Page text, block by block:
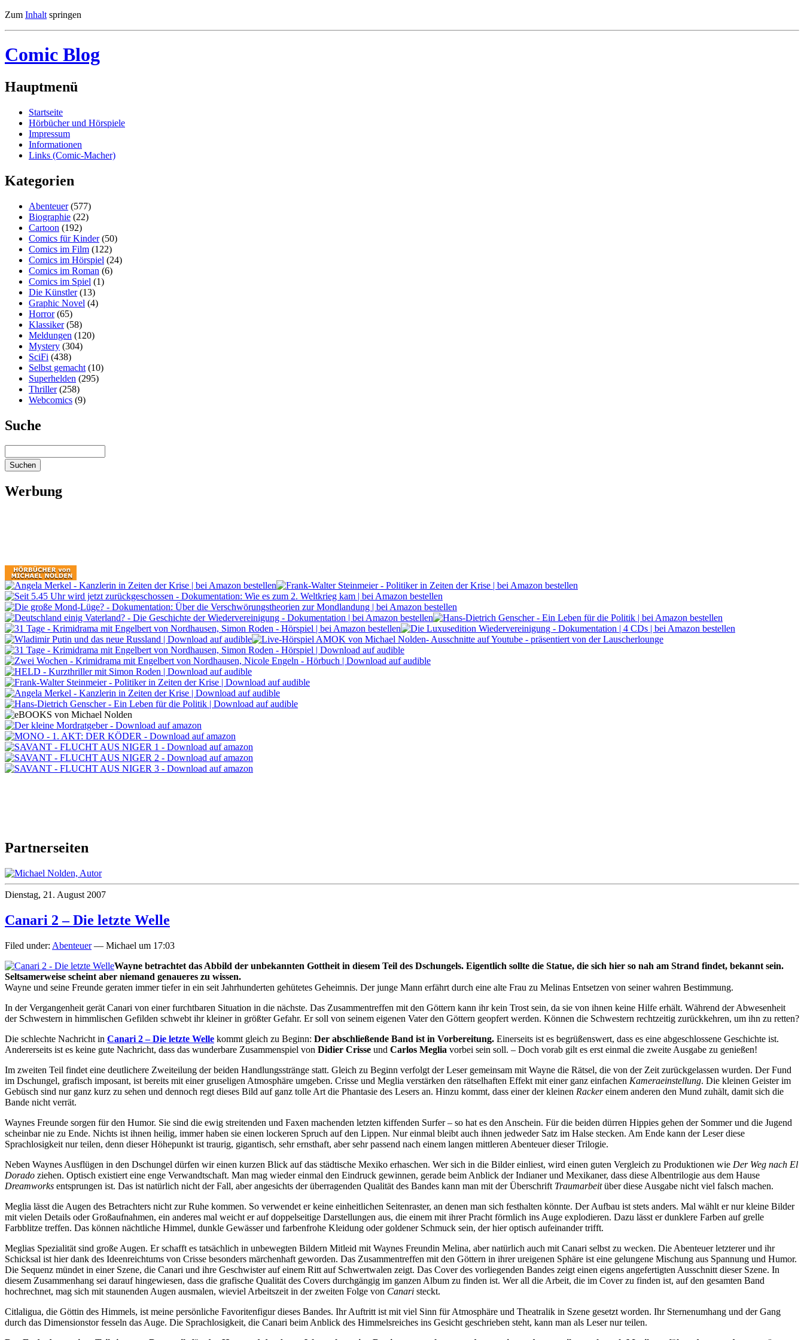
Zum Inhalt springen
Comic Blog
Hauptmenü
Startseite
Hörbücher und Hörspiele
Impressum
Informationen
Links (Comic-Macher)
Kategorien
Abenteuer(577)
Biographie (22)
Cartoon (192)
Comics für Kinder(50)
Comics im Film (122)
Comics im Hörspiel (24)
Comics im Roman (6)
Comics im Spiel (1)
Die Künstler(13)
Graphic Novel (4)
Horror(65)
Klassiker(58)
Meldungen (120)
Mystery (304)
SciFi (438)
Selbst gemacht (10)
Superhelden (295)
Thriller(258)
Webcomics (9)
Suche
Werbung
Partnerseiten
Dienstag, 21. August 2007
Canari 2 – Die letzte Welle
Filed under: Abenteuer— Michael um 17:03
Wayne betrachtet das Abbild der unbekannten Gottheit in diesem Teil des Dschungels. Eigentlich sollte die Statue, die sich hier so nah am Strand findet, bekannt sein.
Seltsamerweise scheint aber niemand genaueres zu wissen.
Wayne und seine Freunde geraten immer tiefer in ein seit Jahrhunderten gehütetes Geheimnis. Der junge Mann erfährt durch eine alte Frau zu Melinas Entsetzen von seiner wahren Bestimmung.
In der Vergangenheit gerät Canari von einer furchtbaren Situation in die nächste. Das Zusammentreffen mit den Göttern kann ihr kein Trost sein, da sie von ihnen keine Hilfe erhält. Während der Abwesenheit
der Schwestern in himmlischen Gefilden schwebt ihr kleiner in größter Gefahr. Er soll von seinem eigenen Vater den Göttern geopfert werden. Können die Schwestern rechtzeitig zurückkehren, um ihn zu retten?
Die schlechte Nachricht in Canari 2 – Die letzte Welle kommt gleich zu Beginn: Der abschließende Band ist in Vorbereitung. Einerseits ist es begrüßenswert, dass es eine abgeschlossene Geschichte ist.
Andererseits ist es keine gute Nachricht, dass das wunderbare Zusammenspiel von Didier Crisse und Carlos Meglia vorbei sein soll. – Doch vorab gilt es erst einmal die zweite Ausgabe zu genießen!
Im zweiten Teil findet eine deutlichere Zweiteilung der beiden Handlungsstränge statt. Gleich zu Beginn verfolgt der Leser gemeinsam mit Wayne die Rätsel, die von der Zeit zurückgelassen wurden. Der Fund
im Dschungel, grafisch imposant, ist bereits mit einer gruseligen Atmosphäre umgeben. Crisse und Meglia verstärken den rätselhaften Effekt mit einer ganz einfachen Kameraeinstellung. Die kleinen Geister im
Gebüsch sind nur ganz kurz zu sehen und dennoch regt dieses Bild auf ganz tolle Art die Phantasie des Lesers an. Hinzu kommt, dass einer der kleinen Rackereinem anderen den Mund zuhält, damit sich die
Bande nicht verrät.
Waynes Freunde sorgen für den Humor. Sie sind die ewig streitenden und Faxen machenden letzten kiffenden Surfer – so hat es den Anschein. Für die beiden dürren Hippies gehen der Sommer und die Jugend
scheinbar nie zu Ende. Nichts ist ihnen heilig, immer haben sie einen lockeren Spruch auf den Lippen. Nur einmal bleibt auch ihnen jedweder Satz im Halse stecken. Am Ende kann der Leser diese
Sprachlosigkeit nur teilen, denn dieser Höhepunkt ist traurig, gigantisch, sehr ernsthaft, aber sehr passend nach einem langen mittleren Abenteuer dieser Trilogie.
Neben Waynes Ausflügen in den Dschungel dürfen wir einen kurzen Blick auf das städtische Mexiko erhaschen. Wer sich in die Bilder einliest, wird einen guten Vergleich zu Produktionen wie Der Weg nach El
Dorado ziehen. Optisch existiert eine enge Verwandtschaft. Man mag wieder einmal den Eindruck gewinnen, gerade beim Anblick der Indianer und Mexikaner, dass diese Albentrilogie aus dem Hause
Dreamworks entsprungen ist. Das ist natürlich nicht der Fall, aber angesichts der überragenden Qualität des Bandes kann man mit der Überschrift Traumarbeitüber diese Ausgabe nicht viel falsch machen.
Meglia lässt die Augen des Betrachters nicht zur Ruhe kommen. So verwendet er keine einheitlichen Seitenraster, an denen man sich festhalten könnte. Der Aufbau ist stets anders. Mal wählt er nur kleine Bilder
mit vielen Details oder Großaufnahmen, ein anderes mal weicht er auf doppelseitige Darstellungen aus, die einem mit ihrer Pracht förmlich ins Auge explodieren. Dazu lässt er dunklere Farben auf grelle
Farbblitze treffen. Das können nächtliche Himmel, dunkle Gewässer und farbenfrohe Kleidung oder goldener Schmuck sein, der hier optisch aufeinander trifft.
Meglias Spezialität sind große Augen. Er schafft es tatsächlich in unbewegten Bildern Mitleid mit Waynes Freundin Melina, aber natürlich auch mit Canari selbst zu wecken. Die Abenteuer letzterer und ihr
Schicksal ist hier dank des Ideenreichtums von Crisse besonders märchenhaft geworden. Das Zusammentreffen mit den Göttern in ihrer ureigenen Sphäre ist eine gelungene Mischung aus Spannung und Humor.
Die Sequenz mündet in einer Szene, die Canari und ihre Geschwister auf einem Ritt auf Schwertwalen zeigt. Das Cover des vorliegenden Bandes zeigt einen eigens angefertigten Ausschnitt dieser Szene. In
diesem Zusammenhang sei darauf hingewiesen, dass die grafische Qualität des Covers durchgängig im ganzen Album zu finden ist. Wer all die Arbeit, die im Cover zu finden ist, auf den gesamten Band
hochrechnet, mag sich mit staunenden Augen ausmalen, wieviel Arbeitszeit in der zweiten Folge von Canari steckt.
Citlaligua, die Göttin des Himmels, ist meine persönliche Favoritenfigur dieses Bandes. Ihr Auftritt ist mit viel Sinn für Atmosphäre und Theatralik in Szene gesetzt worden. Ihr Sternenumhang und der Gang
durch das Dimensionstor fesseln das Auge. Die Sprachlosigkeit, die Canari beim Anblick des Himmelsreiches ins Gesicht geschrieben steht, kann man als Leser nur teilen.